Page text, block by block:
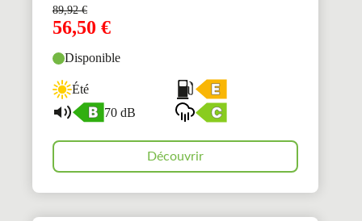
89,92€
56,50 €
Disponible
Été
70 dB
Découvrir